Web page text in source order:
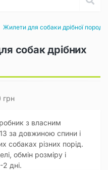
Жилети для собаки дрібної породи
собак дрібних
грн
з власним
за довжиною спини і
собаках різних порід.
обмін розміру і
дні.